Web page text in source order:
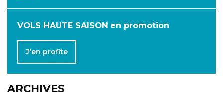
VOLS HAUTE SAISON en promotion
J'en profite
ARCHIVES